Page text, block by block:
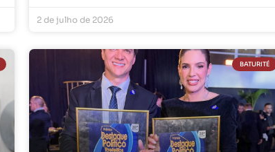
2 de julho de 2026
BATURITÉ